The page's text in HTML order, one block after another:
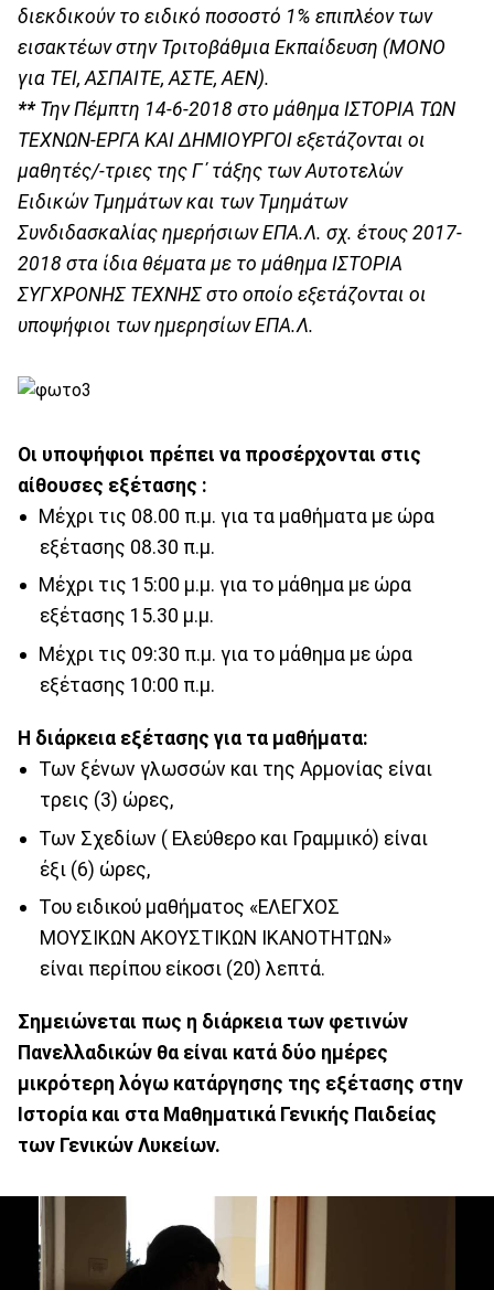
διεκδικούν το ειδικό ποσοστό 1% επιπλέον των
εισακτέων στην Τριτοβάθμια Εκπαίδευση (ΜΟΝΟ
για ΤΕΙ, ΑΣΠΑΙΤΕ, ΑΣΤΕ, ΑΕΝ).
**Την Πέμπτη 14-6-2018 στο μάθημα ΙΣΤΟΡΙΑ ΤΩΝ
ΤΕΧΝΩΝ-ΕΡΓΑ ΚΑΙ ΔΗΜΙΟΥΡΓΟΙ εξετάζονται οι
μαθητές/-τριες της Γ΄ τάξης των Αυτοτελών
Ειδικών Τμημάτων και των Τμημάτων
Συνδιδασκαλίας ημερήσιων ΕΠΑ.Λ. σχ. έτους 2017-
2018 στα ίδια θέματα με το μάθημα ΙΣΤΟΡΙΑ
ΣΥΓΧΡΟΝΗΣ ΤΕΧΝΗΣ στο οποίο εξετάζονται οι
υποψήφιοι των ημερησίων ΕΠΑ.Λ.
Οι υποψήφιοι πρέπει να προσέρχονται στις
αίθουσες εξέτασης :
Μέχρι τις 08.00 π.μ. για τα μαθήματα με ώρα
εξέτασης 08.30 π.μ.
Μέχρι τις 15:00 μ.μ. για το μάθημα με ώρα
εξέτασης 15.30 μ.μ.
Μέχρι τις 09:30 π.μ. για το μάθημα με ώρα
εξέτασης 10:00 π.μ.
Η διάρκεια εξέτασης για τα μαθήματα:
Των ξένων γλωσσών και της Αρμονίας είναι
τρεις (3) ώρες,
Των Σχεδίων ( Ελεύθερο και Γραμμικό) είναι
έξι (6) ώρες,
Του ειδικού μαθήματος «ΕΛΕΓΧΟΣ
ΜΟΥΣΙΚΩΝ ΑΚΟΥΣΤΙΚΩΝ ΙΚΑΝΟΤΗΤΩΝ»
είναι περίπου είκοσι (20) λεπτά.
Σημειώνεται πως η διάρκεια των φετινών
Πανελλαδικών θα είναι κατά δύο ημέρες
μικρότερη λόγω κατάργησης της εξέτασης στην
Ιστορία και στα Μαθηματικά Γενικής Παιδείας
των Γενικών Λυκείων.